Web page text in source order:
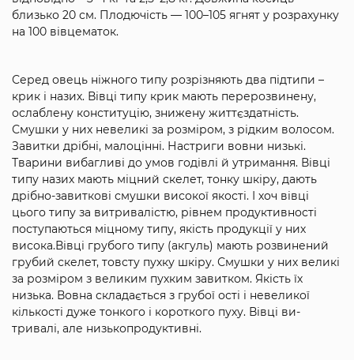
близько 20 см. Плодючість — 100–105 ягнят у розрахунку
на 100 вівцематок.
Серед овець ніжного типу розрізняють два підтипи –
крик і назих. Вівці типу крик мають перерозвинену,
ослаблену консти­туцію, знижену життєздатність.
Смушки у них невеликі за розмі­ром, з рідким волосом.
Завитки дрібні, малоцінні. Настриги вовни низькі.
Тварини вибагливі до умов годівлі й утримання. Вівці
типу назих мають міцний скелет, тонку шкіру, дають
дрібно-завиткові смушки високої якості. І хоч вівці
цього типу за витрива­лістю, рівнем продуктивності
поступаються міцному типу, якість продукції у них
висока.Вівці грубого типу (акгуль) мають розвинений
грубий скелет, товсту пухку шкіру. Смушки у них великі
за розміром з великим пухким завитком. Якість їх
низька. Вовна складається з грубої ості і невеликої
кількості дуже тонкого і короткого пуху. Вівці ви­
тривалі, але низькопродуктивні.